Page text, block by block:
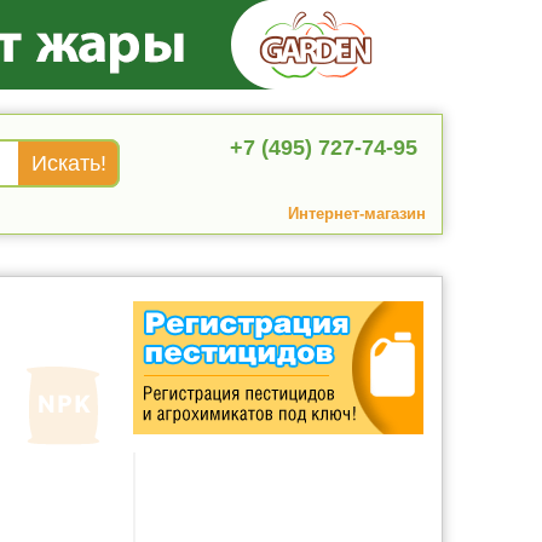
+7 (495) 727-74-95
Интернет-магазин